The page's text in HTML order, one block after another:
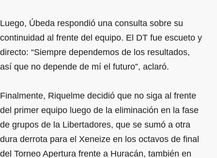
Luego, Úbeda respondió una consulta sobre su
continuidad al frente del equipo. El DT fue escueto y
directo: “Siempre dependemos de los resultados,
así que no depende de mí el futuro”, aclaró.
Finalmente, Riquelme decidió que no siga al frente
del primer equipo luego de la eliminación en la fase
de grupos de la Libertadores, que se sumó a otra
dura derrota para el Xeneize en los octavos de final
del Torneo Apertura frente a Huracán, también en